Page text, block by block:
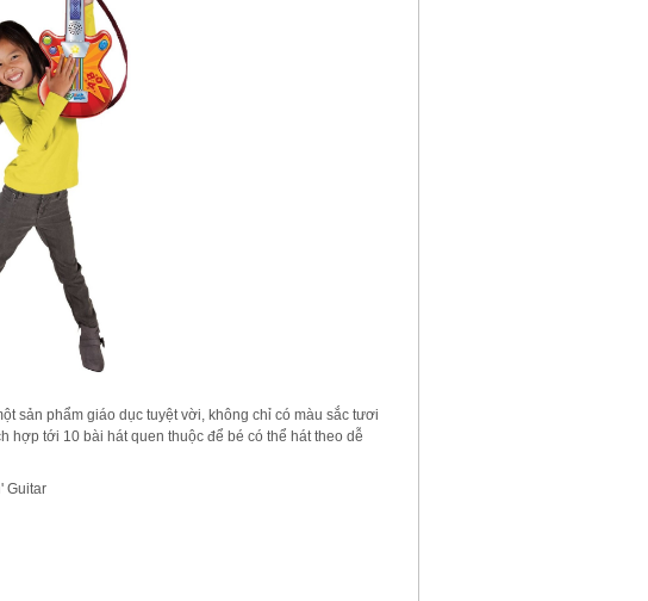
sản phẩm giáo dục tuyệt vời, không chỉ có màu sắc tươi
hợp tới 10 bài hát quen thuộc để bé có thể hát theo dễ
Guitar